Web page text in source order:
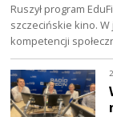
Ruszył program
szczecińskie kino.
kompetencji